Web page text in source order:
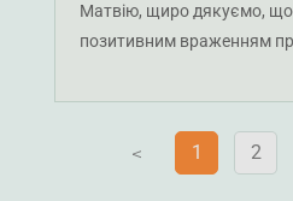
Матвію, щиро дякуємо, що
позитивним враженням
V 1 2